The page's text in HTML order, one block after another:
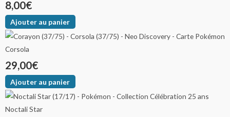
8,00€
Ajouter au panier
Corsola
29,00€
Ajouter au panier
Noctali Star